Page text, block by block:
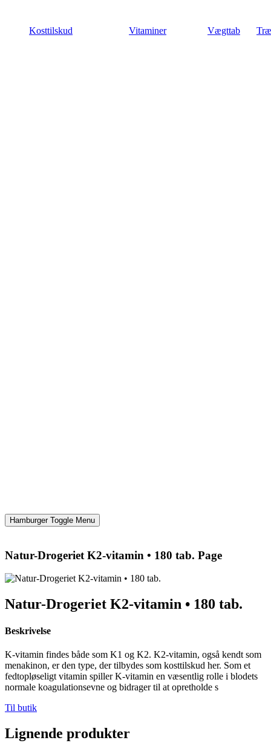
indholdKosttilskud Vitaminer Vægttab
Hamburger Toggle Menu
Natur-Drogeriet K2-vitamin • 180 tab. Page
Natur-Drogeriet K2-vitamin • 180 tab.
Beskrivelse
K-vitamin findes både som K1 og K2. K2-vitamin, også kendt som
menakinon, er den type, der tilbydes som kosttilskud her. Som et
fedtopløseligt vitamin spiller K-vitamin en væsentlig rolle i blodets
normale koagulationsevne og bidrager til at opretholde s
Til butik
Lignende produkter